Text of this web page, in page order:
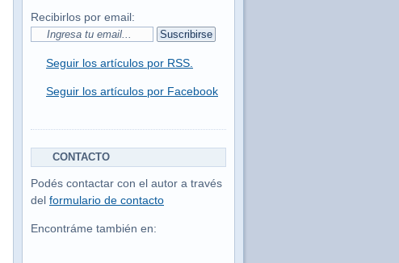
Recibirlos por email:
Seguir los artículos por RSS.
Seguir los artículos por Facebook
CONTACTO
Podés contactar con el autor a través
del formulario de contacto
Encontráme también en: